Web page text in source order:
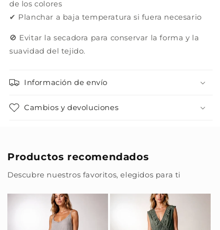
de los colores
✔ Planchar a baja temperatura si fuera necesario
🚫 Evitar la secadora para conservar la forma y la
suavidad del tejido.
Información de envío
Cambios y devoluciones
Productos recomendados
Descubre nuestros favoritos, elegidos para ti